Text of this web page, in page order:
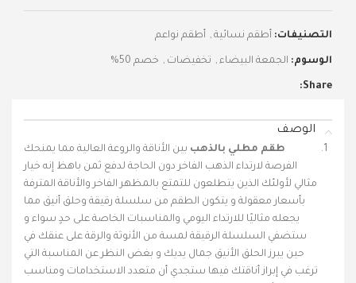
التصنيفات: أطقم نسائية , أطقم نواعم
الوسوم: الجمعة البيضاء , تخفيضات , خصم 50%
Share:
الوصف
طقم مطلي بالذهب بين الأناقة والروعة العالية مما يمنحك
الفرصة لارتداء الذهب الفاخر دون الحاجة لدفع ثمن باهظ إنه خيار
مثالي لأولئك الذين يتطلعون للتمتع بالمظهر الفاخر والأناقة المترفة
بأسعار معقولة و يتكون الطقم من سلسلة رقيقة وحلق أنيق مما
يجعله مثاليًا للارتداء اليومي والمناسبات الخاصة على حدٍ سواء و
ستضفي السلسلة الرقيقة لمسة من الأنوثة والرقة على عنقك في
حين يبرز الحلق الأنيق جمال يديك و بغض النظر عن المناسبة التي
ترغب في إبراز أناقتك فيها ستجدي أن متعدد الاستخدامات ومناسب